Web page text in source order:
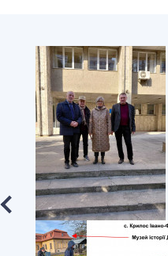
Зліва
направо: